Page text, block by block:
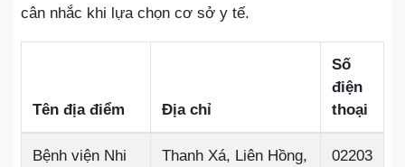
cân nhắc khi lựa chọn cơ sở y tế.
Tên địa điểm Địa chỉ
Số
điện
thoại
Bệnh viện Nhi
Thanh Xá, Liên Hồng,
02203